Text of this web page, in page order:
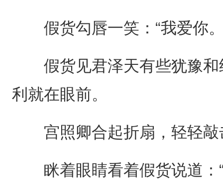
假货勾唇一笑：“我爱你
假货见君泽天有些犹豫和
利就在眼前。
宫照卿合起折扇，轻轻敲
眯着眼睛看着假货说道：“